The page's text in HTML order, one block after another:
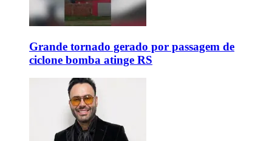
Grande tornado gerado por passagem de
ciclone bomba atinge RS